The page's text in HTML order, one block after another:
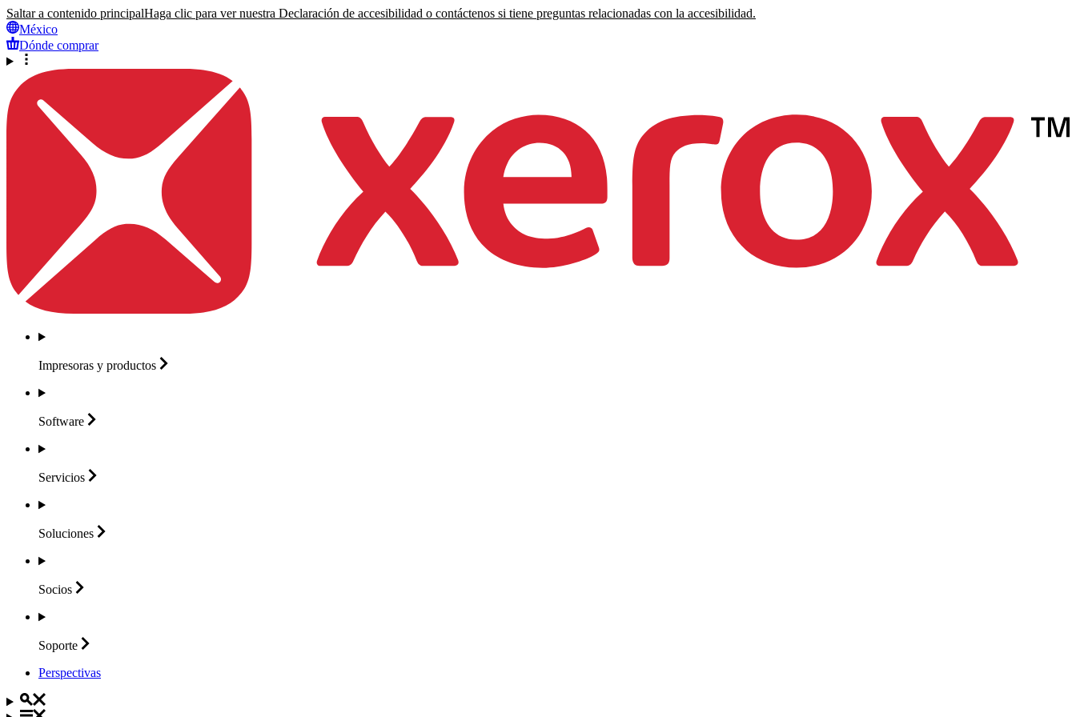
Saltar a contenido principalHaga clic para ver nuestra Declaración de accesibilidad o contáctenos si tiene preguntas relacionadas con la accesibilidad.
México
Dónde comprar
Impresoras y productos
Software
Servicios
Soluciones
Socios
Soporte
Perspectivas